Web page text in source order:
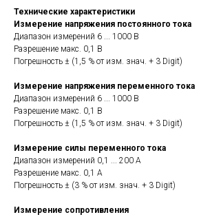
Технические характеристики
Измерение напряжения постоянного тока
Диапазон измерений 6 ... 1000 В
Разрешение макс. 0,1 В
Погрешность ± (1,5 % от изм. знач. + 3 Digit)
Измерение напряжения переменного тока
Диапазон измерений 6 ... 1000 В
Разрешение макс. 0,1 В
Погрешность ± (1,5 % от изм. знач. + 3 Digit)
Измерение силы переменного тока
Диапазон измерений 0,1 ... 200 А
Разрешение макс. 0,1 А
Погрешность ± (3 % от изм. знач. + 3 Digit)
Измерение сопротивления